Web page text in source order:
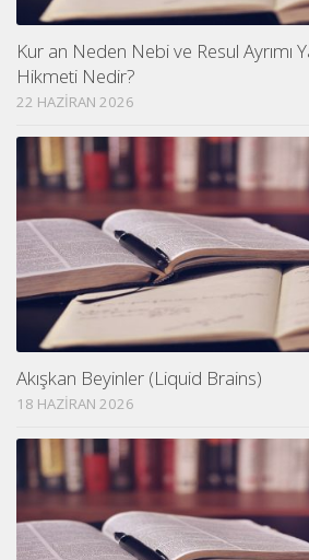
Kur an Neden Nebi ve Resul Ayrımı
Hikmeti Nedir?
22 HAZIRAN 2026
Akışkan Beyinler (Liquid Brains)
18 HAZIRAN 2026